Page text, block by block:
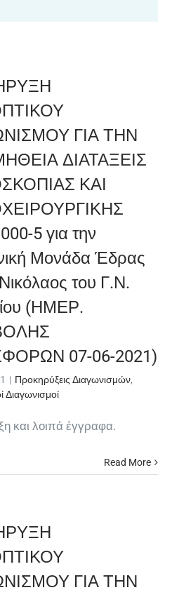
ΓΙΑ ΤΗΝ
ΔΙΑΤΑΞΕΙΣ
ΚΑΙ
5 για την
Μονάδα Έδρας
του Γ.Ν.
(ΗΜΕΡ.
07-06-2021)
| Προκηρύξεις Διαγωνισμών,
Διαγωνισμοί
και λοιπά έγγραφα.
Read More
ΓΙΑ ΤΗΝ